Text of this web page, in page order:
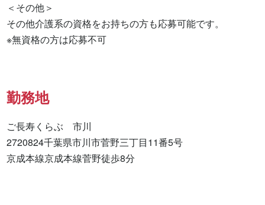
＜その他＞
その他介護系の資格をお持ちの方も応募可能です。
※無資格の方は応募不可
勤務地
ご長寿くらぶ　市川
2720824千葉県市川市菅野三丁目11番5号
京成本線京成本線菅野徒歩8分